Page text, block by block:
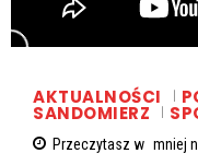
AKTUALNOŚCI
SANDOMIERZ
Przeczytasz w mniej